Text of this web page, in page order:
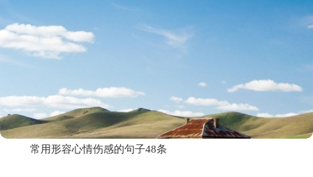
常用形容心情伤感的句子48条